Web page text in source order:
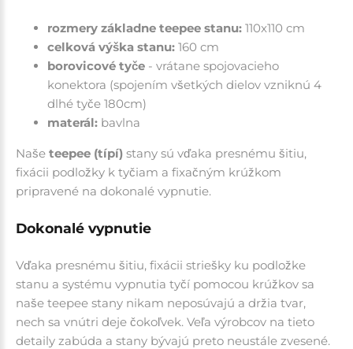
rozmery základne teepee stanu: 110x110 cm
celková výška stanu: 160 cm
borovicové tyče - vrátane spojovacieho
konektora (spojením všetkých dielov vzniknú 4
dlhé tyče 180cm)
materál: bavlna
Naše teepee (típí) stany sú vďaka presnému šitiu,
fixácii podložky k tyčiam a fixačným krúžkom
pripravené na dokonalé vypnutie.
Dokonalé vypnutie
Vďaka presnému šitiu, fixácii striešky ku podložke
stanu a systému vypnutia tyčí pomocou krúžkov sa
naše teepee stany nikam neposúvajú a držia tvar,
nech sa vnútri deje čokoľvek. Veľa výrobcov na tieto
detaily zabúda a stany bývajú preto neustále zvesené.